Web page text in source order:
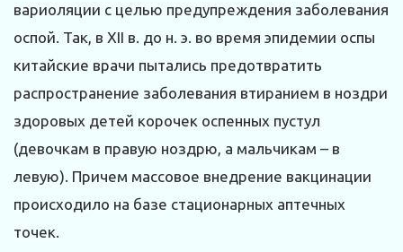
вариоляции с целью предупреждения заболевания
оспой. Так, в XII в. до н. э. во время эпидемии оспы
китайские врачи пытались предотвратить
распространение заболевания втиранием в ноздри
здоровых детей корочек оспенных пустул
(девочкам в правую ноздрю, а мальчикам – в
левую). Причем массовое внедрение вакцинации
происходило на базе стационарных аптечных
точек.